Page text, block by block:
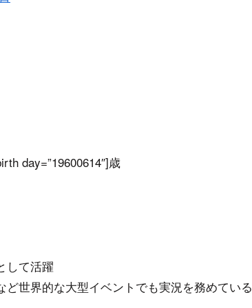
day=”19600614″]歳
して活躍
世界的な大型イベントでも実況を務めている